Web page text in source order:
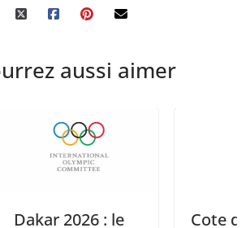
aussi aimer
2026 : le
Cote d’Ivoire